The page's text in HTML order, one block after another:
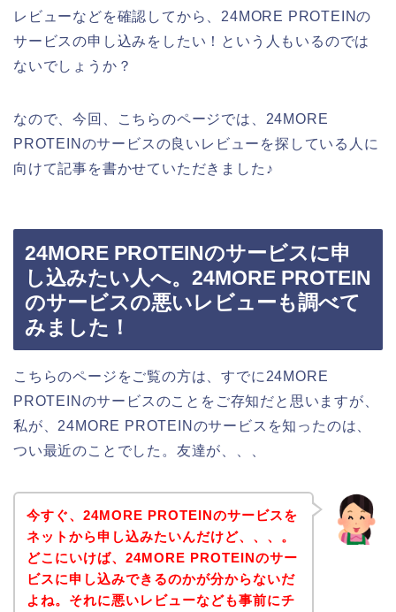
レビューなどを確認してから、24MORE PROTEINの
サービスの申し込みをしたい！という人もいるのでは
ないでしょうか？
なので、今回、こちらのページでは、24MORE
PROTEINのサービスの良いレビューを探している人に
向けて記事を書かせていただきました♪
24MORE PROTEINのサービスに申
し込みたい人へ。24MORE PROTEIN
のサービスの悪いレビューも調べて
みました！
こちらのページをご覧の方は、すでに24MORE
PROTEINのサービスのことをご存知だと思いますが、
私が、24MORE PROTEINのサービスを知ったのは、
つい最近のことでした。友達が、、、
今すぐ、24MORE PROTEINのサービスを
ネットから申し込みたいんだけど、、、。
どこにいけば、24MORE PROTEINのサー
ビスに申し込みできるのかが分からないだ
よね。それに悪いレビューなども事前にチ